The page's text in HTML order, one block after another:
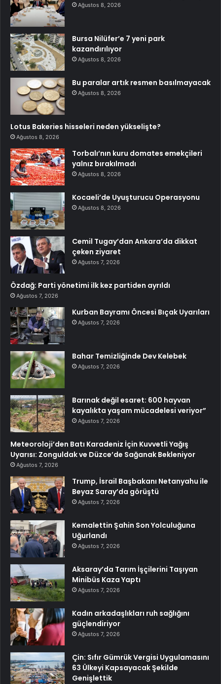
Ağustos 8, 2026
Bursa Nilüfer’e 7 yeni park
kazandırılıyor
Ağustos 8, 2026
Bu paralar artık resmen basılmayacak
Ağustos 8, 2026
Lotus Bakeries hisseleri neden yükselişte?
Ağustos 8, 2026
Torbalı’nın kuru domates emekçileri
yalnız bırakılmadı
Ağustos 8, 2026
Kocaeli’de Uyuşturucu Operasyonu
Ağustos 8, 2026
Cemil Tugay’dan Ankara’da dikkat
çeken ziyaret
Ağustos 7, 2026
Özdağ: Parti yönetimi ilk kez partiden ayrıldı
Ağustos 7, 2026
Kurban Bayramı Öncesi Bıçak Uyarıları
Ağustos 7, 2026
Bahar Temizliğinde Dev Kelebek
Ağustos 7, 2026
Barınak değil esaret: 600 hayvan
kayalıkta yaşam mücadelesi veriyor”
Ağustos 7, 2026
Meteoroloji’den Batı Karadeniz İçin Kuvvetli Yağış
Uyarısı: Zonguldak ve Düzce’de Sağanak Bekleniyor
Ağustos 7, 2026
Trump, İsrail Başbakanı Netanyahu ile
Beyaz Saray’da görüştü
Ağustos 7, 2026
Kemalettin Şahin Son Yolculuğuna
Uğurlandı
Ağustos 7, 2026
Aksaray’da Tarım İşçilerini Taşıyan
Minibüs Kaza Yaptı
Ağustos 7, 2026
Kadın arkadaşlıkları ruh sağlığını
güçlendiriyor
Ağustos 7, 2026
Çin: Sıfır Gümrük Vergisi Uygulamasını
63 Ülkeyi Kapsayacak Şekilde
Genişlettik